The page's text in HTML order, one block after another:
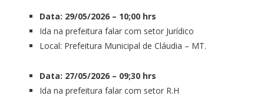
Data: 29/05/2026 – 10;00 hrs
Ida na prefeitura falar com setor Jurídico
Local: Prefeitura Municipal de Cláudia – MT.
Data: 27/05/2026 – 09;30 hrs
Ida na prefeitura falar com setor R.H